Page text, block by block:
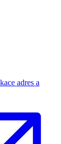
adres a